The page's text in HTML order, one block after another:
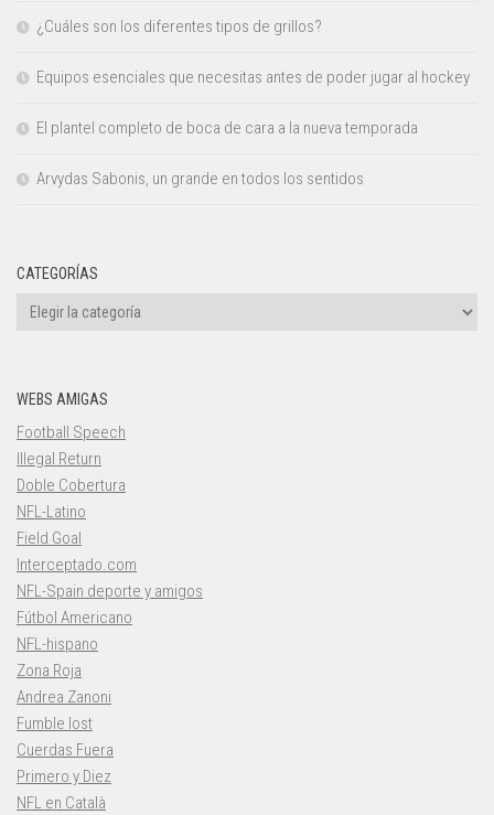
¿Cuáles son los diferentes tipos de grillos?
Equipos esenciales que necesitas antes de poder jugar al hockey
El plantel completo de boca de cara a la nueva temporada
Arvydas Sabonis, un grande en todos los sentidos
CATEGORÍAS
Categorías
WEBS AMIGAS
Football Speech
Illegal Return
Doble Cobertura
NFL-Latino
Field Goal
Interceptado.com
NFL-Spain deporte y amigos
Fútbol Americano
NFL-hispano
Zona Roja
Andrea Zanoni
Fumble lost
Cuerdas Fuera
Primero y Diez
NFL en Català